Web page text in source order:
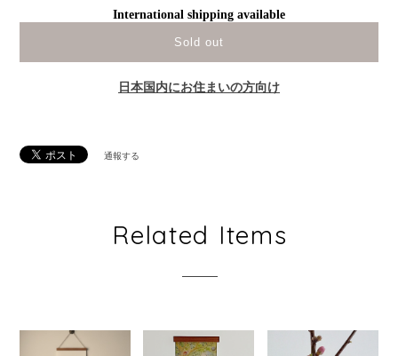
International shipping available
Sold out
日本国内にお住まいの方向け
通報する
Related Items